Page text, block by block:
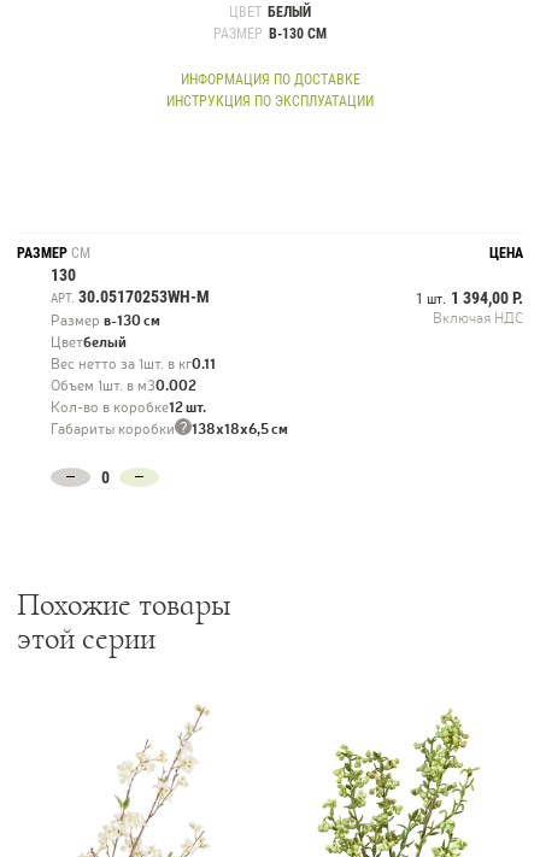
ЦВЕТ БЕЛЫЙ
РАЗМЕР В-130 СМ
ИНФОРМАЦИЯ ПО ДОСТАВКЕ
ИНСТРУКЦИЯ ПО ЭКСПЛУАТАЦИИ
РАЗМЕР СМ ЦЕНА
130
АРТ. 30.05170253WH-M
Размер в-130 см
1 шт. 1 394,00 Р.
Включая НДС
Цветбелый
Вес нетто за 1шт. в кг0.11
Объем 1шт. в м30.002
Кол-во в коробке12 шт.
Габариты коробки ? 138х18х6,5 см
Похожие товары
этой серии